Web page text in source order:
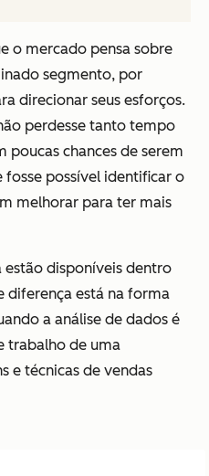
o mercado pensa sobre
segmento, por
direcionar seus esforços.
perdesse tanto tempo
poucas chances de serem
fosse possível identificar o
melhorar para ter mais
estão disponíveis dentro
diferença está na forma
a análise de dados é
trabalho de uma
e técnicas de vendas